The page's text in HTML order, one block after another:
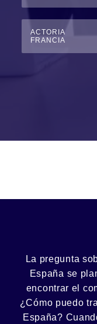
ACTORIA
FRANCIA
La pregunta
España se
encontrar el
¿Cómo puedo
España?